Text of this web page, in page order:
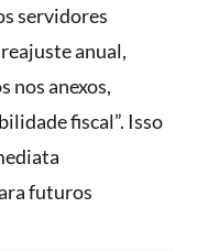
servidores
anual,
nos anexos,
fiscal”. Isso
futuros